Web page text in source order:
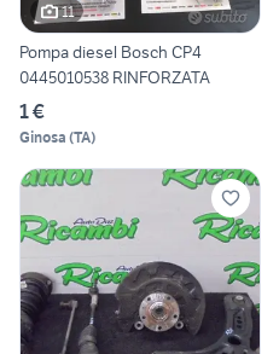
11
Pompa diesel Bosch CP4
0445010538 RINFORZATA
1 €
Ginosa (TA)